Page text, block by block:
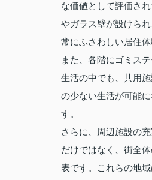
な価値として評価さ
やガラス壁が設けら
常にふさわしい居住体
また、各階にゴミス
生活の中でも、共用
の少ない生活が可能
す。
さらに、周辺施設の
だけではなく、街全
表です。これらの地